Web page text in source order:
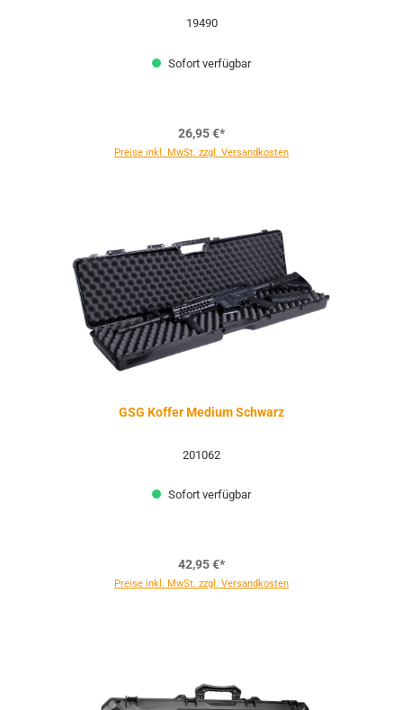
19490
Sofort verfügbar
26,95 €*
Preise inkl. MwSt. zzgl. Versandkosten
GSG Koffer Medium Schwarz
201062
Sofort verfügbar
42,95 €*
Preise inkl. MwSt. zzgl. Versandkosten